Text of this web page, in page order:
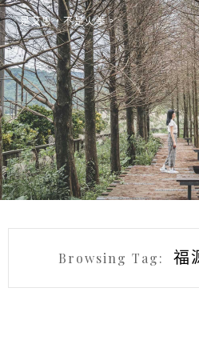
是艾思，不是火拳。
Browsing Tag: 福